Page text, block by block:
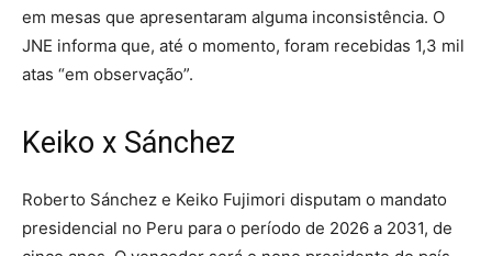
em mesas que apresentaram alguma inconsistência. O
JNE informa que, até o momento, foram recebidas 1,3 mil
atas “em observação”.
Keiko x Sánchez
Roberto Sánchez e Keiko Fujimori disputam o mandato
presidencial no Peru para o período de 2026 a 2031, de